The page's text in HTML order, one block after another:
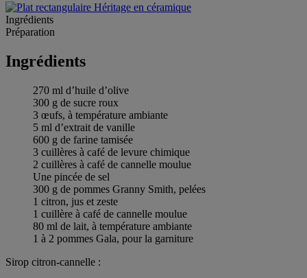
Ingrédients
Préparation
Ingrédients
270 ml d’huile d’olive
300 g de sucre roux
3 œufs, à température ambiante
5 ml d’extrait de vanille
600 g de farine tamisée
3 cuillères à café de levure chimique
2 cuillères à café de cannelle moulue
Une pincée de sel
300 g de pommes Granny Smith, pelées
1 citron, jus et zeste
1 cuillère à café de cannelle moulue
80 ml de lait, à température ambiante
1 à 2 pommes Gala, pour la garniture
Sirop citron-cannelle :